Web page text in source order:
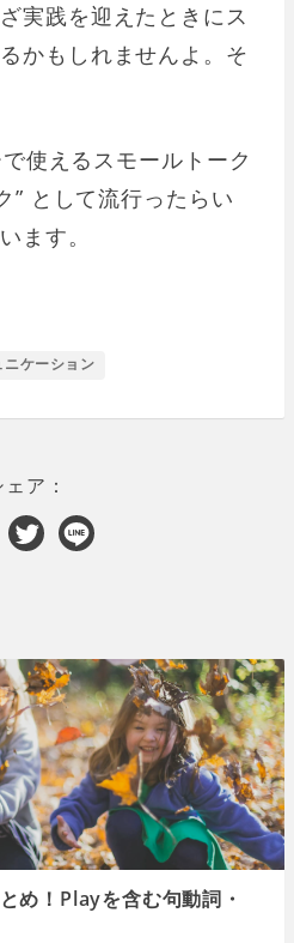
実践を迎えたときにス
かもしれませんよ。そ
使えるスモールトーク
” として流行ったらい
ます。
ニケーション
ェア：
め！Playを含む句動詞・